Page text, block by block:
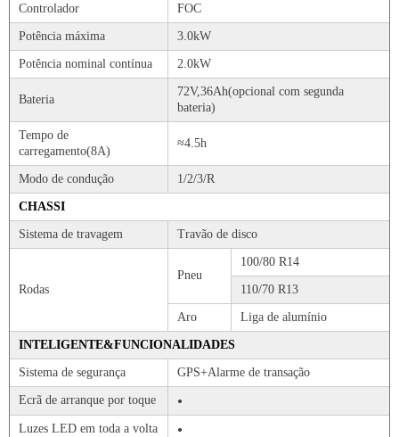
Controlador FOC
Potência máxima 3.0kW
Potência nominal contínua 2.0kW
Bateria
72V,36Ah(opcional com segunda
bateria)
Tempo de
carregamento(8A)
≈4.5h
Modo de condução 1/2/3/R
CHASSI
Sistema de travagem Travão de disco
Rodas
Pneu
100/80 R14
110/70 R13
Aro Liga de alumínio
INTELIGENTE&FUNCIONALIDADES
Sistema de segurança GPS+Alarme de transação
Ecrã de arranque por toque ●
Luzes LED em toda a volta ●